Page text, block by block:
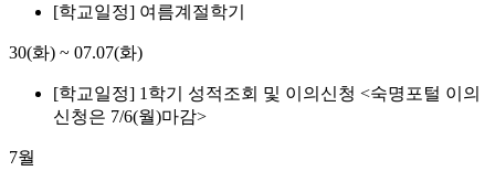
[학교일정] 여름계절학기
30(화) ~ 07.07(화)
[학교일정] 1학기 성적조회 및 이의신청 <숙명포털 이의
신청은 7/6(월)마감>
7월